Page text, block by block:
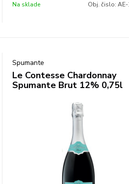
Na sklade Obj. čislo:
Spumante
Le Contesse Chardonnay
Spumante Brut 12% 0,75l